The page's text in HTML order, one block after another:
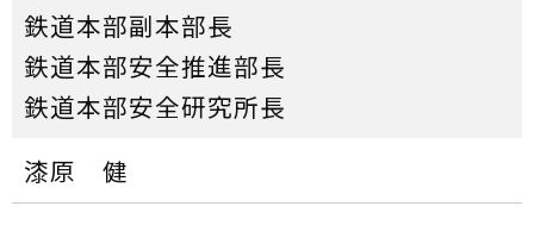
鉄道本部副本部長
鉄道本部安全推進部長
鉄道本部安全研究所長
漆原 健